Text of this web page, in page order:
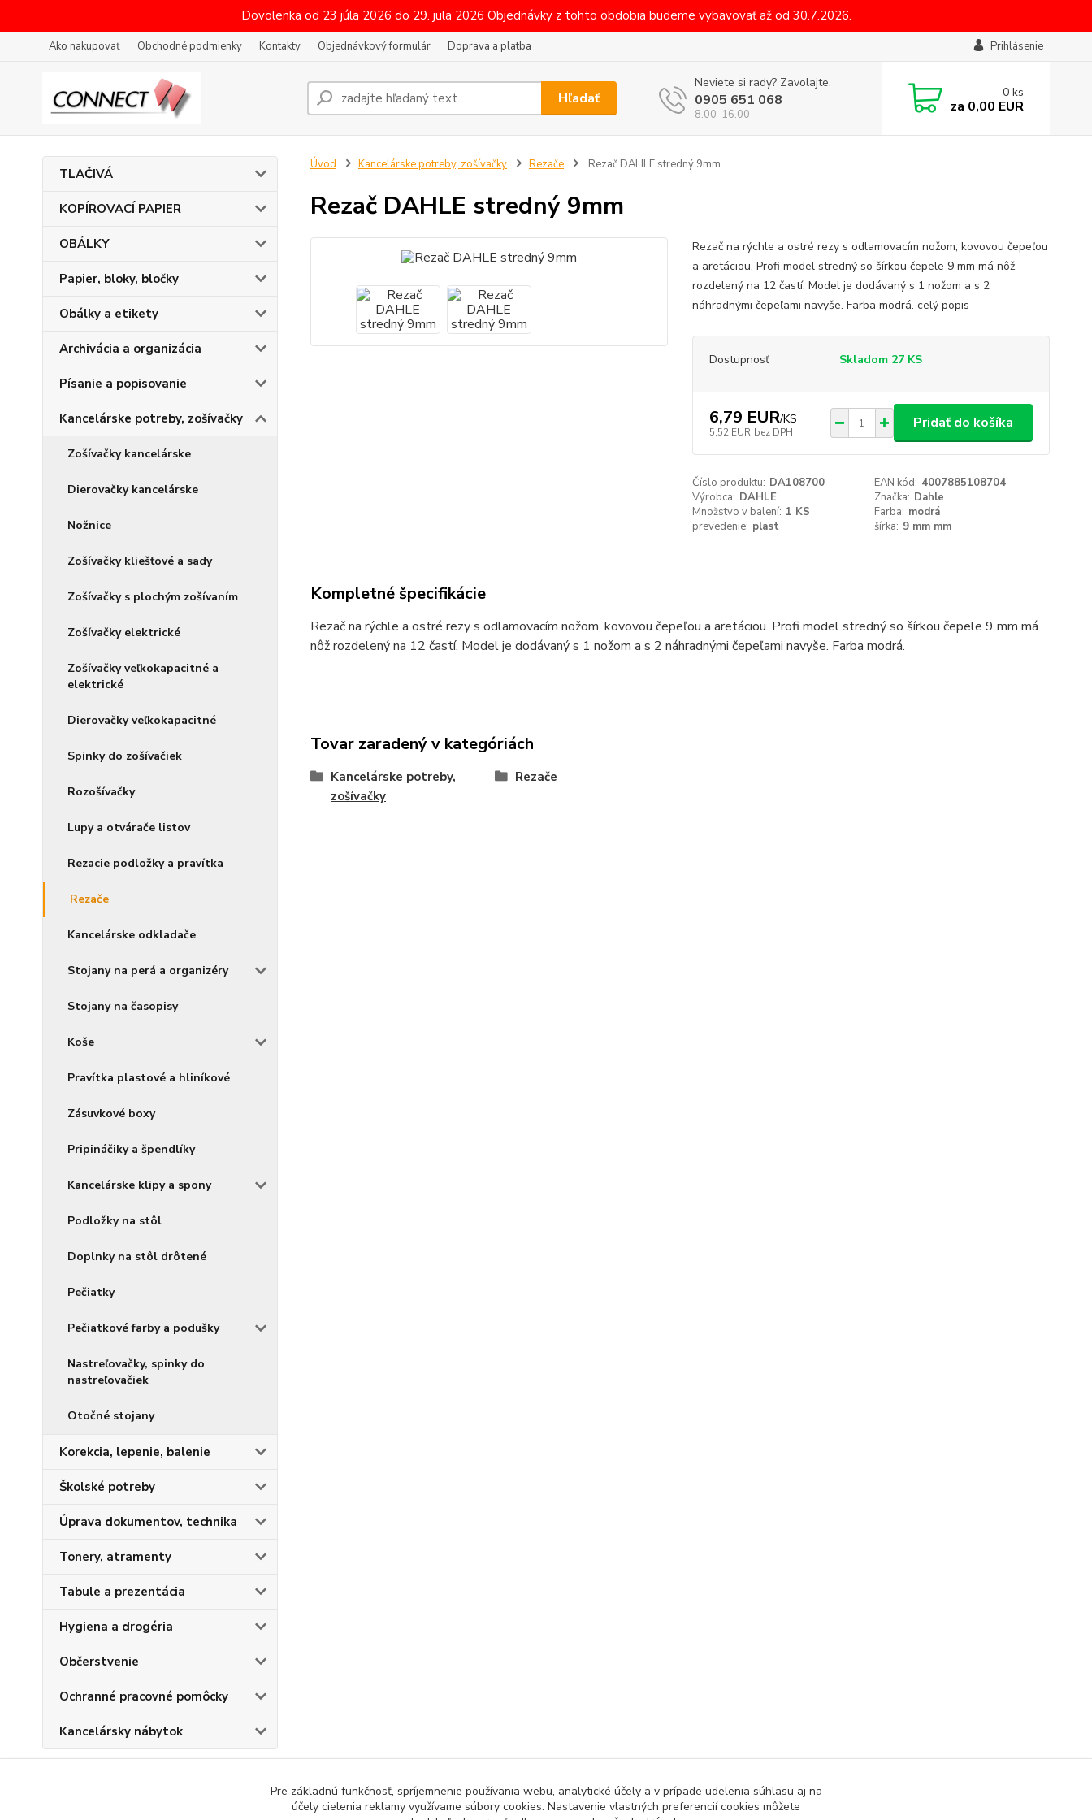
Dovolenka od 23 júla 2026 do 29. jula 2026 Objednávky z tohto obdobia budeme vybavovať až od 30.7.2026.
Ako nakupovať Obchodné podmienky Kontakty Objednávkový formulár Doprava a platba Prihlásenie
Hľadať
Neviete si rady? Zavolajte.
0905 651 068
8.00-16.00
0 ks
za 0,00 EUR
TLAČIVÁ
KOPÍROVACÍ PAPIER
OBÁLKY
Papier, bloky, bločky
Obálky a etikety
Archivácia a organizácia
Písanie a popisovanie
Kancelárske potreby, zošívačky
Zošívačky kancelárske
Dierovačky kancelárske
Nožnice
Zošívačky kliešťové a sady
Zošívačky s plochým zošívaním
Zošívačky elektrické
Zošívačky veľkokapacitné a
elektrické
Dierovačky veľkokapacitné
Spinky do zošívačiek
Rozošívačky
Lupy a otvárače listov
Rezacie podložky a pravítka
Rezače
Kancelárske odkladače
Stojany na perá a organizéry
Stojany na časopisy
Koše
Pravítka plastové a hliníkové
Zásuvkové boxy
Pripináčiky a špendlíky
Kancelárske klipy a spony
Podložky na stôl
Doplnky na stôl drôtené
Pečiatky
Pečiatkové farby a podušky
Nastreľovačky, spinky do
nastreľovačiek
Otočné stojany
Korekcia, lepenie, balenie
Školské potreby
Úprava dokumentov, technika
Tonery, atramenty
Tabule a prezentácia
Hygiena a drogéria
Občerstvenie
Ochranné pracovné pomôcky
Kancelársky nábytok
Úvod Kancelárske potreby, zošívačky Rezače Rezač DAHLE stredný 9mm
Rezač DAHLE stredný 9mm
Rezač na rýchle a ostré rezy s odlamovacím nožom, kovovou čepeľou
a aretáciou. Profi model stredný so šírkou čepele 9 mm má nôž
rozdelený na 12 častí. Model je dodávaný s 1 nožom a s 2
náhradnými čepeľami navyše. Farba modrá. celý popis
Dostupnosť Skladom 27 KS
6,79 EUR/KS
5,52 EUR bez DPH
Pridať do košíka
Číslo produktu: DA108700 EAN kód: 4007885108704
Výrobca: DAHLE Značka: Dahle
Množstvo v balení: 1 KS Farba: modrá
prevedenie: plast šírka: 9 mm mm
Kompletné špecifikácie
Rezač na rýchle a ostré rezy s odlamovacím nožom, kovovou čepeľou a aretáciou. Profi model stredný so šírkou čepele 9 mm má
nôž rozdelený na 12 častí. Model je dodávaný s 1 nožom a s 2 náhradnými čepeľami navyše. Farba modrá.
Tovar zaradený v kategóriách
Kancelárske potreby,
zošívačky
Rezače
Pre základnú funkčnosť, spríjemnenie používania webu, analytické účely a v prípade udelenia súhlasu aj na
účely cielenia reklamy využívame súbory cookies. Nastavenie vlastných preferencií cookies môžete